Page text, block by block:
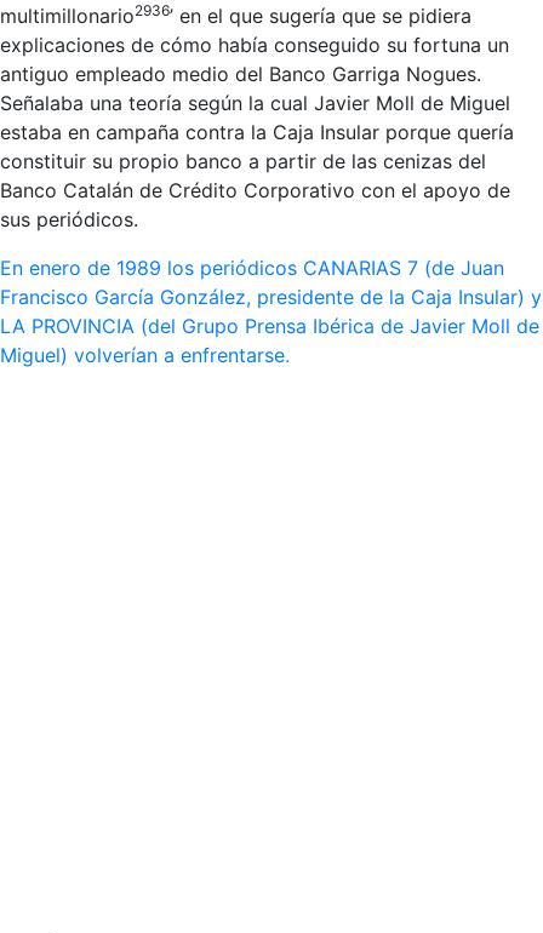
multimillonario2936’ en el que sugería que se pidiera
explicaciones de cómo había conseguido su fortuna un
antiguo empleado medio del Banco Garriga Nogues.
Señalaba una teoría según la cual Javier Moll de Miguel
estaba en campaña contra la Caja Insular porque quería
constituir su propio banco a partir de las cenizas del
Banco Catalán de Crédito Corporativo con el apoyo de
sus periódicos.
En enero de 1989 los periódicos CANARIAS 7 (de Juan
Francisco García González, presidente de la Caja Insular) y
LA PROVINCIA (del Grupo Prensa Ibérica de Javier Moll de
Miguel) volverían a enfrentarse.